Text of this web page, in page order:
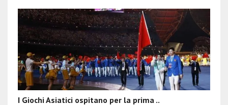
I Giochi Asiatici ospitano per la prima ..